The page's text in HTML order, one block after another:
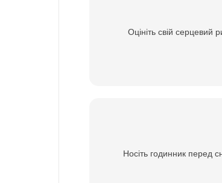
Оцініть свій серцевий
Носіть годинник перед